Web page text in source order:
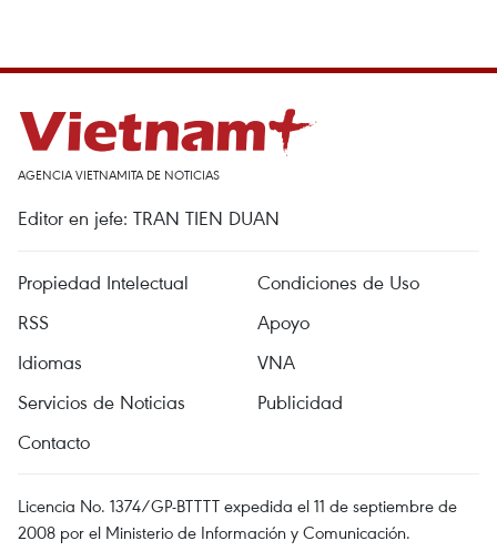
AGENCIA VIETNAMITA DE NOTICIAS
Editor en jefe: TRAN TIEN DUAN
Propiedad Intelectual
Condiciones de Uso
RSS
Apoyo
Idiomas
VNA
Servicios de Noticias
Publicidad
Contacto
Licencia No. 1374/GP-BTTTT expedida el 11 de septiembre de
2008 por el Ministerio de Información y Comunicación.